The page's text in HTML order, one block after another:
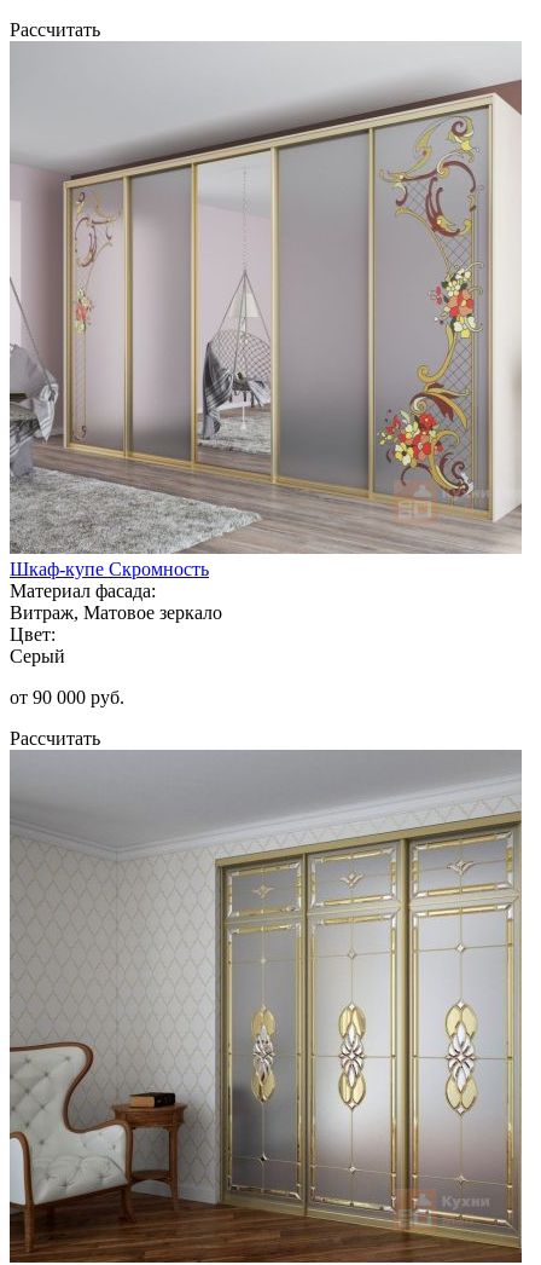
Рассчитать
Шкаф-купе Скромность
Материал фасада:
Витраж, Матовое зеркало
Цвет:
Серый
от 90 000 руб.
Рассчитать